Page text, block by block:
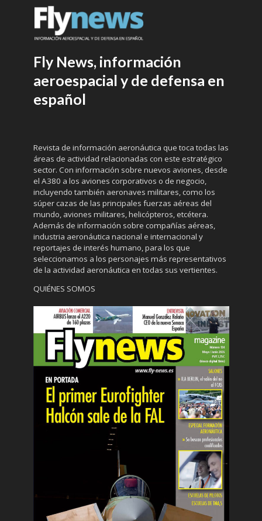
Fly News, información
aeroespacial y de defensa en
español
Revista de información aeronáutica que toca todas las
áreas de actividad relacionadas con este estratégico
sector. Con información sobre nuevos aviones, desde
el A380 a los aviones corporativos o de negocio,
incluyendo también aeronaves militares, como los
súper cazas de las principales fuerzas aéreas del
mundo, aviones militares, helicópteros, etcétera.
Además de información sobre compañías aéreas,
industria aeronáutica nacional e internacional y
reportajes de interés humano, para los que
seleccionamos a los personajes más representativos
de la actividad aeronáutica en todas sus vertientes.
QUIÉNES SOMOS